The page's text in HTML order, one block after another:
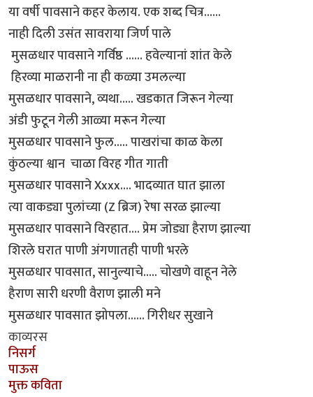
या वर्षी पावसाने कहर केलाय. एक शब्द चित्र......
नाही दिली उसंत सावराया जिर्ण पाले
मुसळधार पावसाने गर्विष्ठ ...... हवेल्यानां शांत केले
हिरव्या माळरानी ना ही कळ्या उमलल्या
मुसळधार पावसाने, व्यथा..... खडकात जिरून गेल्या
अंडी फुटून गेली आळ्या मरून गेल्या
मुसळधार पावसाने फुल..... पाखरांचा काळ केला
कुंठल्या श्वान चाळा विरह गीत गाती
मुसळधार पावसाने Xxxx.... भादव्यात घात झाला
त्या वाकड्या पुलांच्या (Z ब्रिज) रेषा सरळ झाल्या
मुसळधार पावसाने विरहात.... प्रेम जोड्या हैराण झाल्या
शिरले घरात पाणी अंगणातही पाणी भरले
मुसळधार पावसात, सानुल्याचे..... चोखणे वाहून नेले
हैराण सारी धरणी वैराण झाली मने
मुसळधार पावसात झोपला...... गिरीधर सुखाने
काव्यरस
निसर्ग
पाऊस
मुक्त कविता